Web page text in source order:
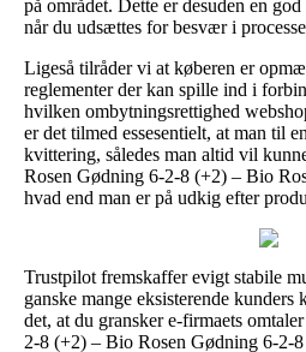
på området. Dette er desuden en
når du udsættes for besvær i
Ligeså tilråder vi at køberen er
reglementer der kan spille ind i
hvilken ombytningsrettighed
er det tilmed essesentielt, at man til
kvittering, således man altid vil
Rosen Gødning 6-2-8 (+2) – Bio
hvad end man er på udkig efter
Trustpilot fremskaffer evigt stabile
ganske mange eksisterende
det, at du gransker e-firmaets
2-8 (+2) – Bio Rosen Gødning 6-2-